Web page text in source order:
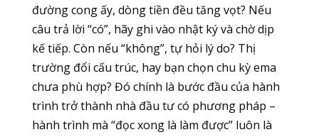
đường cong ấy, dòng tiền đều tăng vọt? Nếu
câu trả lời “có”, hãy ghi vào nhật ký và chờ dịp
kế tiếp. Còn nếu “không”, tự hỏi lý do? Thị
trường đổi cấu trúc, hay bạn chọn chu kỳ ema
chưa phù hợp? Đó chính là bước đầu của hành
trình trở thành nhà đầu tư có phương pháp –
hành trình mà “đọc xong là làm được” luôn là